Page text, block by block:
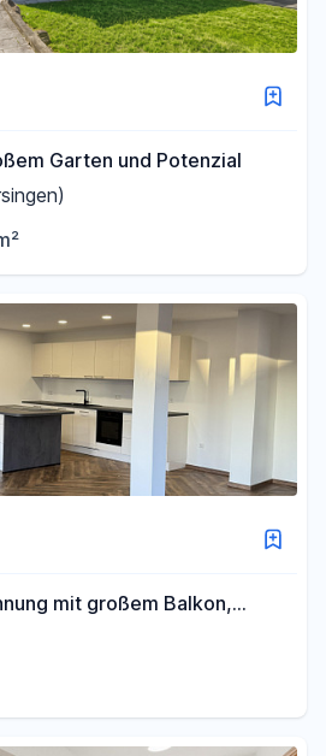
Filter für Fläche zurücksetzen
Garten und Potenzial
mit großem Balkon,